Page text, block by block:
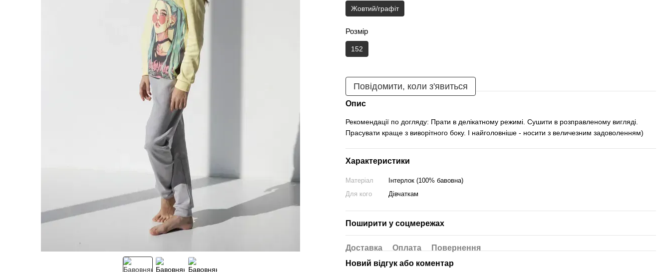
Жовтий/графіт
Розмір
152
Повідомити, коли з'явиться
Опис
Рекомендації по догляду: Прати в делікатному режимі. Сушити в розправленому вигляді.
Прасувати краще з виворітного боку. І найголовніше - носити з величезним задоволенням)
Характеристики
Матеріал
Інтерлок (100% бавовна)
Для кого
Дівчаткам
Поширити у соцмережах
Доставка Оплата
Повернення
Новий відгук або коментар